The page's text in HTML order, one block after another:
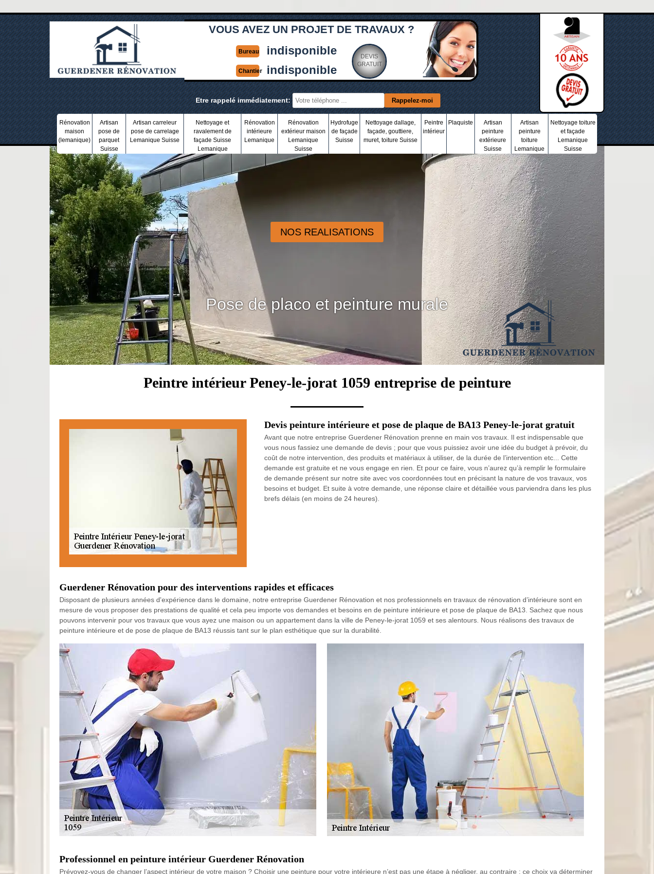
VOUS AVEZ UN PROJET DE TRAVAUX ?
Bureau indisponible
Chantier indisponible
DEVIS
GRATUIT
Etre rappelé immédiatement:
Rénovation
maison
(lemanique)
Artisan
pose de
parquet
Suisse
Artisan carreleur
pose de carrelage
Lemanique Suisse
Nettoyage et
ravalement de
façade Suisse
Lemanique
Rénovation
intérieure
Lemanique
Rénovation
extérieur maison
Lemanique
Suisse
Hydrofuge
de façade
Suisse
Nettoyage dallage,
façade, gouttiere,
muret, toiture Suisse
Peintre
intérieur
Plaquiste
Artisan
peinture
extérieure
Suisse
Artisan
peinture
toiture
Lemanique
Nettoyage toiture
et façade
Lemanique
Suisse
NOS REALISATIONS
Pose de placo et peinture murale
Peintre intérieur Peney-le-jorat 1059 entreprise de peinture
Devis peinture intérieure et pose de plaque de BA13 Peney-le-jorat gratuit
Avant que notre entreprise Guerdener Rénovation prenne en main vos travaux. Il est indispensable que
vous nous fassiez une demande de devis ; pour que vous puissiez avoir une idée du budget à prévoir, du
coût de notre intervention, des produits et matériaux à utiliser, de la durée de l’intervention etc... Cette
demande est gratuite et ne vous engage en rien. Et pour ce faire, vous n’aurez qu’à remplir le formulaire
de demande présent sur notre site avec vos coordonnées tout en précisant la nature de vos travaux, vos
besoins et budget. Et suite à votre demande, une réponse claire et détaillée vous parviendra dans les plus
brefs délais (en moins de 24 heures).
Guerdener Rénovation pour des interventions rapides et efficaces
Disposant de plusieurs années d'expérience dans le domaine, notre entreprise Guerdener Rénovation et nos professionnels en travaux de rénovation d’intérieure sont en
mesure de vous proposer des prestations de qualité et cela peu importe vos demandes et besoins en de peinture intérieure et pose de plaque de BA13. Sachez que nous
pouvons intervenir pour vos travaux que vous ayez une maison ou un appartement dans la ville de Peney-le-jorat 1059 et ses alentours. Nous réalisons des travaux de
peinture intérieure et de pose de plaque de BA13 réussis tant sur le plan esthétique que sur la durabilité.
Professionnel en peinture intérieur Guerdener Rénovation
Prévoyez-vous de changer l’aspect intérieur de votre maison ? Choisir une peinture pour votre intérieure n’est pas une étape à négliger, au contraire ; ce choix va déterminer